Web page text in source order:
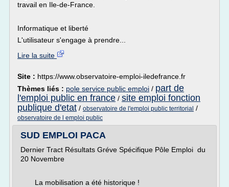
travail en Ile-de-France.
Informatique et liberté
L'utilisateur s'engage à prendre...
Lire la suite
Site : https://www.observatoire-emploi-iledefrance.fr
Thèmes liés : pole service public emploi / part de
l'emploi public en france / site emploi fonction
publique d'etat / observatoire de l'emploi public territorial /
observatoire de l emploi public
SUD EMPLOI PACA
Dernier Tract Résultats Gréve Spécifique Pôle Emploi du
20 Novembre
La mobilisation a été historique !